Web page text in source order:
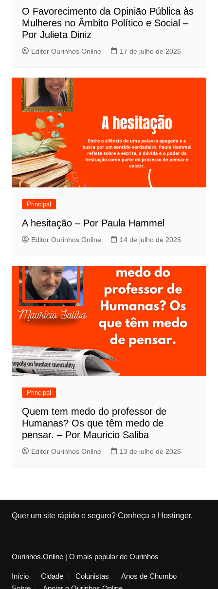
O Favorecimento da Opinião Pública às
Mulheres no Âmbito Político e Social –
Por Julieta Diniz
Editor Ourinhos Online 17 de julho de 2026
Principal
A hesitação – Por Paula Hammel
Editor Ourinhos Online 14 de julho de 2026
Principal
Quem tem medo do professor de
Humanas? Os que têm medo de
pensar. – Por Mauricio Saliba
Editor Ourinhos Online 13 de julho de 2026
Quer um site rápido e seguro? Conheça a Hostinger.
Ourinhos.Online | O mais popular de Ourinhos
Início Cidade Colunistas
Anos de Chumbo